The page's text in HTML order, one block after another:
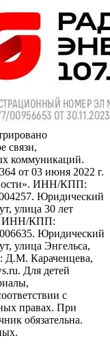
связи,
коммуникаций.
от 03 июня 2022 г.
ИНН/КПП:
Юридический
улица 30 лет
ИНН/КПП:
Юридический
улица Энгельса,
Д.М. Караченцева,
Для детей
с
правах. При
обязательна.